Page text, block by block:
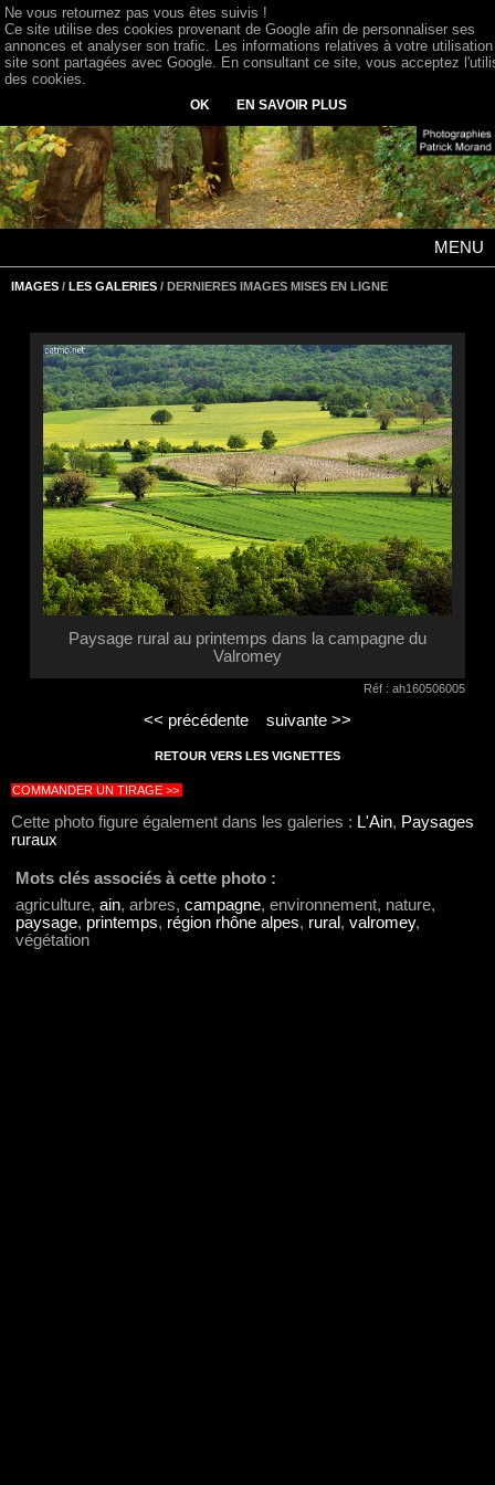
MENU
IMAGES / LES GALERIES / DERNIERES IMAGES MISES EN LIGNE
Paysage rural au printemps dans la campagne du
Valromey
Réf : ah160506005
<< précédente suivante >>
RETOUR VERS LES VIGNETTES
COMMANDER UN TIRAGE >>
Cette photo figure également dans les galeries : L'Ain, Paysages
ruraux
Mots clés associés à cette photo :
agriculture, ain, arbres, campagne, environnement, nature,
paysage, printemps, région rhône alpes, rural , valromey,
végétation
Ne vous retournez pas vous êtes suivis !
Ce site utilise des cookies provenant de Google afin de personnaliser ses
annonces et analyser son trafic. Les informations relatives à votre
site sont partagées avec Google. En consultant ce site, vous acceptez
des cookies.
OK EN SAVOIR PLUS